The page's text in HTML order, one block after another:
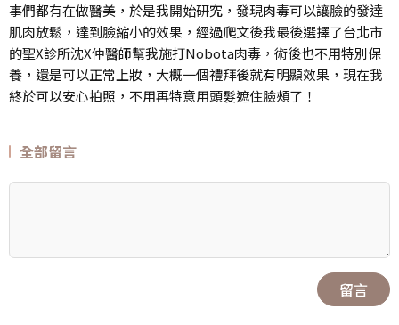
事們都有在做醫美，於是我開始研究，發現肉毒可以讓臉的發達
肌肉放鬆，達到臉縮小的效果，經過爬文後我最後選擇了台北市
的聖X診所沈X仲醫師幫我施打Nobota肉毒，術後也不用特別保
養，還是可以正常上妝，大概一個禮拜後就有明顯效果，現在我
終於可以安心拍照，不用再特意用頭髮遮住臉頰了！
全部留言
留言